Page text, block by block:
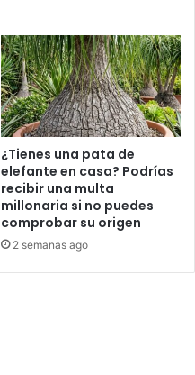
¿Tienes una pata de
elefante en casa? Podrías
recibir una multa
millonaria si no puedes
comprobar su origen
2 semanas ago